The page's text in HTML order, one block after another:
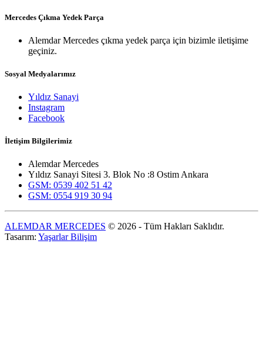
Mercedes Çıkma Yedek Parça
Alemdar Mercedes çıkma yedek parça için bizimle iletişime
geçiniz.
Sosyal Medyalarımız
Yıldız Sanayi
Instagram
Facebook
İletişim Bilgilerimiz
Alemdar Mercedes
Yıldız Sanayi Sitesi 3. Blok No :8 Ostim Ankara
GSM: 0539 402 51 42
GSM: 0554 919 30 94
ALEMDAR MERCEDES © 2026 - Tüm Hakları Saklıdır.
Tasarım: Yaşarlar Bilişim